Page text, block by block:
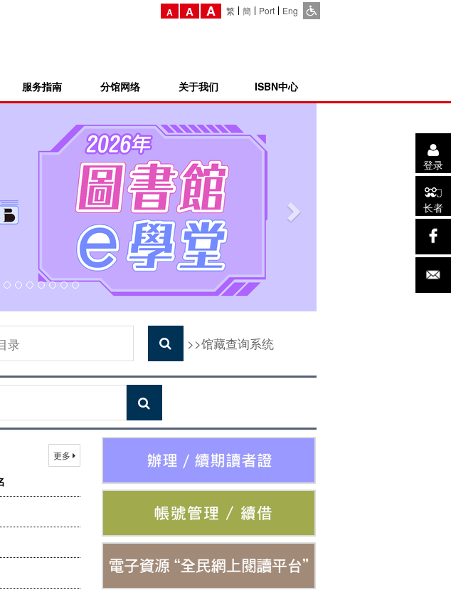
A A A 繁 簡 Port Eng
服务指南 分馆网络 关于我们 ISBN中心
登录
长者
>>馆藏查询系统
更多